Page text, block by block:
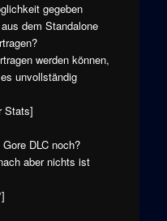
gegeben
dem Standalone
werden können,
unvollständig
Stats]
DLC noch?
aber nichts ist